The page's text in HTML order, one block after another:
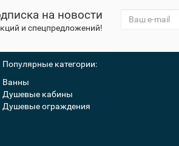
на новости
и спецпредложений!
Популярные категории:
Ванны
Душевые кабины
Душевые ограждения